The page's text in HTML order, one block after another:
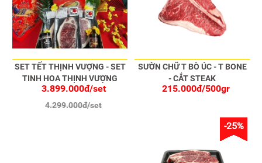
SET TẾT THỊNH VƯỢNG - SET
TINH HOA THỊNH VƯỢNG
3.899.000đ/set
4.299.000đ/set
SƯỜN CHỮ T BÒ ÚC - T BONE
- CẮT STEAK
215.000đ/500gr
-25%